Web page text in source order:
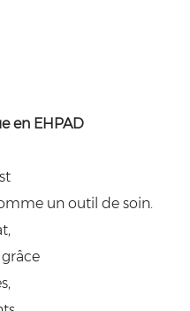
en EHPAD
un outil de soin.